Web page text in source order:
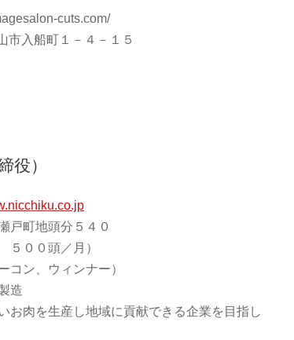
cuts.com/
市入船町１－４－１５
）
戸町地頭分５４０
００頭／月）
コン、ウィンナー）
造
肉を生産し地域に貢献できる企業を目指し